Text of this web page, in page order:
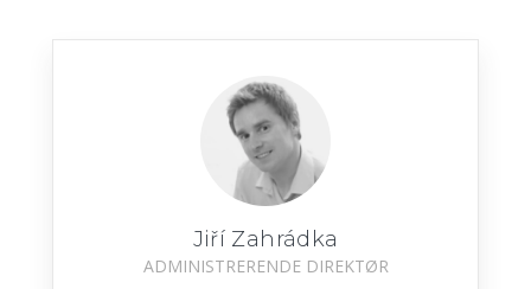
Jiří Zahrádka
ADMINISTRERENDE DIREKTØR